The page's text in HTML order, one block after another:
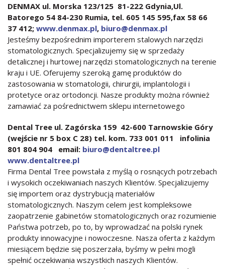
DENMAX ul. Morska 123/125 81-222 Gdynia,Ul.
Batorego 54 84-230 Rumia, tel. 605 145 595,fax 58 66
37 412; www.denmax.pl, biuro@denmax.pl
Jesteśmy bezpośrednim importerem stalowych narzędzi
stomatologicznych. Specjalizujemy się w sprzedaży
detalicznej i hurtowej narzędzi stomatologicznych na terenie
kraju i UE. Oferujemy szeroką gamę produktów do
zastosowania w stomatologii, chirurgii, implantologii i
protetyce oraz ortodoncji. Nasze produkty można również
zamawiać za pośrednictwem sklepu internetowego
Dental Tree ul. Zagórska 159 42-600 Tarnowskie Góry
(wejście nr 5 box C 28) tel. kom. 733 001 011 infolinia
801 804 904 email: biuro@dentaltree.pl
www.dentaltree.pl
Firma Dental Tree powstała z myślą o rosnących potrzebach
i wysokich oczekiwaniach naszych Klientów. Specjalizujemy
się importem oraz dystrybucją materiałów
stomatologicznych. Naszym celem jest kompleksowe
zaopatrzenie gabinetów stomatologicznych oraz rozumienie
Państwa potrzeb, po to, by wprowadzać na polski rynek
produkty innowacyjne i nowoczesne. Nasza oferta z każdym
miesiącem będzie się poszerzała, byśmy w pełni mogli
spełnić oczekiwania wszystkich naszych Klientów.